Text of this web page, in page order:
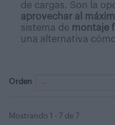
de cargas. Son la
aprovechar al
sistema de montaje
una alternativa
Orden
Mostrando 1 - 7 de 7